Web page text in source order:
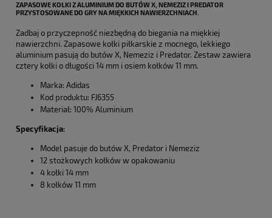
ZAPASOWE KOŁKI Z ALUMINIUM DO BUTÓW X, NEMEZIZ I PREDATOR
PRZYSTOSOWANE DO GRY NA MIĘKKICH NAWIERZCHNIACH.
Zadbaj o przyczepność niezbędną do biegania na miękkiej
nawierzchni. Zapasowe kołki piłkarskie z mocnego, lekkiego
aluminium pasują do butów X, Nemeziz i Predator. Zestaw zawiera
cztery kołki o długości 14 mm i osiem kołków 11 mm.
Marka: Adidas
Kod produktu: FJ6355
Materiał: 100% Aluminium
Specyfikacja:
Model pasuje do butów X, Predator i Nemeziz
12 stożkowych kołków w opakowaniu
4 kołki 14 mm
8 kołków 11 mm